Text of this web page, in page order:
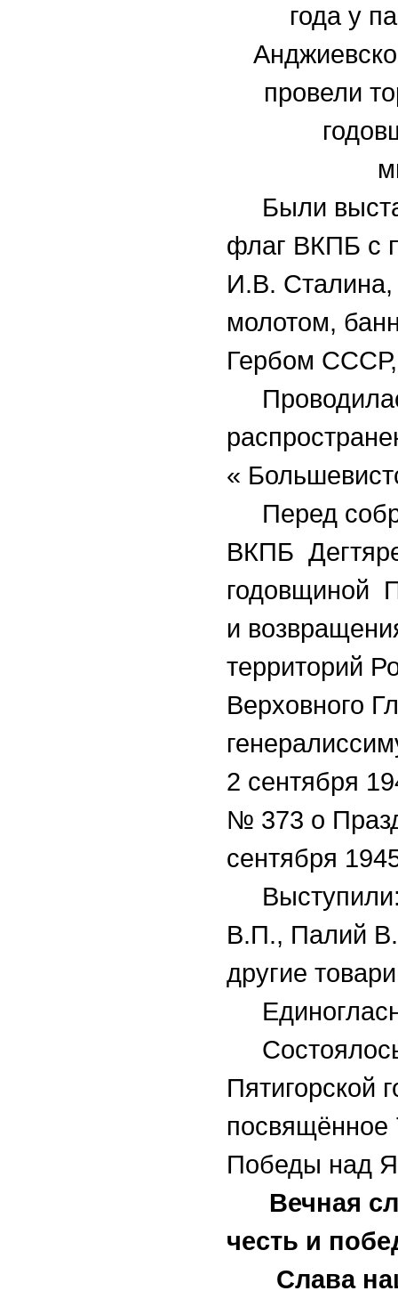
года у
провели
Были
флаг ВКПБ с
И.В.
молотом,
Гербом
«
Перед
ВКПБ
годовщиной
и
территорий
Верховного
2 сентября
№ 373 о
сентября
Выступили:
В.П., Палий
другие
Состоялось
Пятигорской
посвящённое
Победы над
Вечная
честь и
Слава